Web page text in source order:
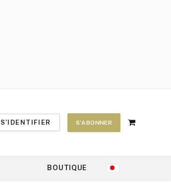
S'IDENTIFIER S'ABONNER
Shopping
BOUTIQUE